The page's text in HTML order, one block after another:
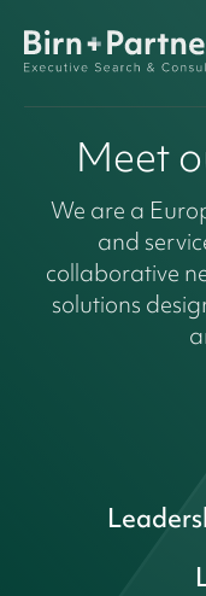
Meet
We are a
and
collaborative
solutions